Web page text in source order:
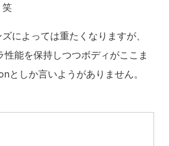
笑
によっては重たくなりますが、
能を保持しつつボディがここま
としか言いようがありません。